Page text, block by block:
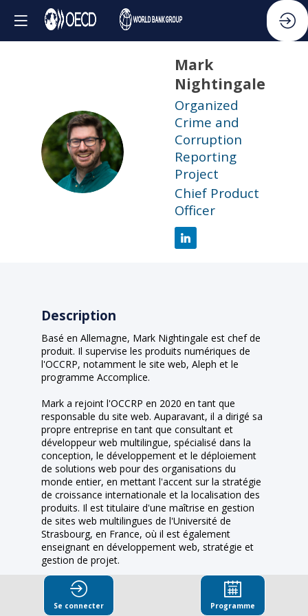
MN
Mark
Nightingale
Organized
Crime and
Corruption
Reporting
Project
Chief Product
Officer
Description
Basé en Allemagne, Mark Nightingale est chef de
produit. Il supervise les produits numériques de
l'OCCRP, notamment le site web, Aleph et le
programme Accomplice.
Mark a rejoint l'OCCRP en 2020 en tant que
responsable du site web. Auparavant, il a dirigé sa
propre entreprise en tant que consultant et
développeur web multilingue, spécialisé dans la
conception, le développement et le déploiement
de solutions web pour des organisations du
monde entier, en mettant l'accent sur la stratégie
de croissance internationale et la localisation des
produits. Il est titulaire d'une maîtrise en gestion
de sites web multilingues de l'Université de
Strasbourg, en France, où il est également
enseignant en développement web, stratégie et
gestion de projet.
Il est actif dans plusieurs projets à but non lucratif,
notamment en lançant et en gérant un espace de
coworking à Strasbourg.
Se connecter Programme